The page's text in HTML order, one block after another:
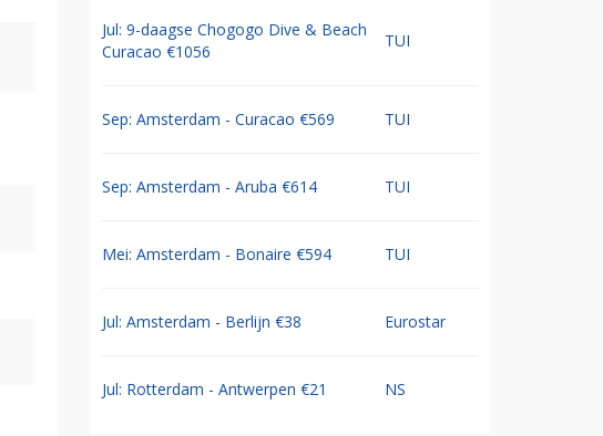
Jul: 9-daagse Chogogo Dive & Beach
Curacao €1056
TUI
Sep: Amsterdam - Curacao €569 TUI
Sep: Amsterdam - Aruba €614 TUI
Mei: Amsterdam - Bonaire €594 TUI
Jul: Amsterdam - Berlijn €38 Eurostar
Jul: Rotterdam - Antwerpen €21 NS